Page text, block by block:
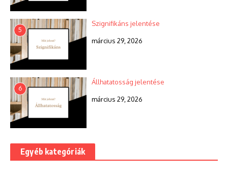
5
Szignifikáns jelentése
március 29, 2026
6
Állhatatosság jelentése
március 29, 2026
Egyéb kategóriák